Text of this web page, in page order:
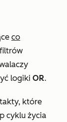
co
logiki OR.
które
cyklu życia